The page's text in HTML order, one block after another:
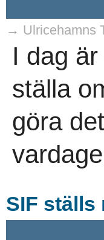
→ Ulricehamns
I dag
ställa
göra
SIF ställs